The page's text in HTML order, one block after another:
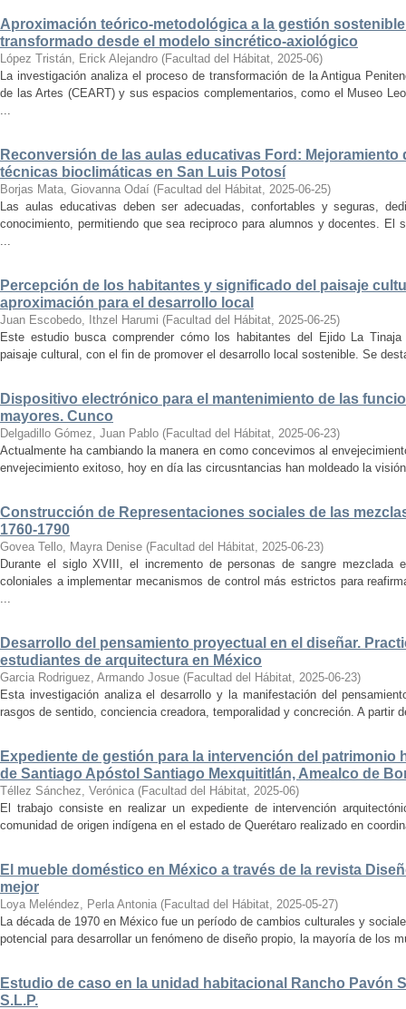
Aproximación teórico-metodológica a la gestión
transformado desde el modelo sincrético-axiológico
López Tristán, Erick Alejandro (Facultad del Hábitat, 2025-06)
La investigación analiza el proceso de transformación de la Antigua
de las Artes (CEART) y sus espacios complementarios, como el Museo
...
Reconversión de las aulas educativas Ford:
técnicas bioclimáticas en San Luis Potosí
Borjas Mata, Giovanna Odaí (Facultad del Hábitat, 2025-06-25)
Las aulas educativas deben ser adecuadas, confortables y seguras,
conocimiento, permitiendo que sea reciproco para alumnos y docentes. El
...
Percepción de los habitantes y significado del paisaje
aproximación para el desarrollo local
Juan Escobedo, Ithzel Harumi (Facultad del Hábitat, 2025-06-25)
Este estudio busca comprender cómo los habitantes del Ejido La
paisaje cultural, con el fin de promover el desarrollo local sostenible. Se
Dispositivo electrónico para el mantenimiento de las
mayores. Cunco
Delgadillo Gómez, Juan Pablo (Facultad del Hábitat, 2025-06-23)
Actualmente ha cambiando la manera en como concevimos al
envejecimiento exitoso, hoy en día las circusntancias han moldeado la
Construcción de Representaciones sociales de las
1760-1790
Govea Tello, Mayra Denise (Facultad del Hábitat, 2025-06-23)
Durante el siglo XVIII, el incremento de personas de sangre
coloniales a implementar mecanismos de control más estrictos para
...
Desarrollo del pensamiento proyectual en el diseñar.
estudiantes de arquitectura en México
Garcia Rodriguez, Armando Josue (Facultad del Hábitat, 2025-06-23)
Esta investigación analiza el desarrollo y la manifestación del
rasgos de sentido, conciencia creadora, temporalidad y concreción. A partir
Expediente de gestión para la intervención del patrimonio
de Santiago Apóstol Santiago Mexquititlán, Amealco de
Téllez Sánchez, Verónica (Facultad del Hábitat, 2025-06)
El trabajo consiste en realizar un expediente de intervención
comunidad de origen indígena en el estado de Querétaro realizado en
El mueble doméstico en México a través de la revista
mejor
Loya Meléndez, Perla Antonia (Facultad del Hábitat, 2025-05-27)
La década de 1970 en México fue un período de cambios culturales y
potencial para desarrollar un fenómeno de diseño propio, la mayoría de los
Estudio de caso en la unidad habitacional Rancho Pavón
S.L.P.